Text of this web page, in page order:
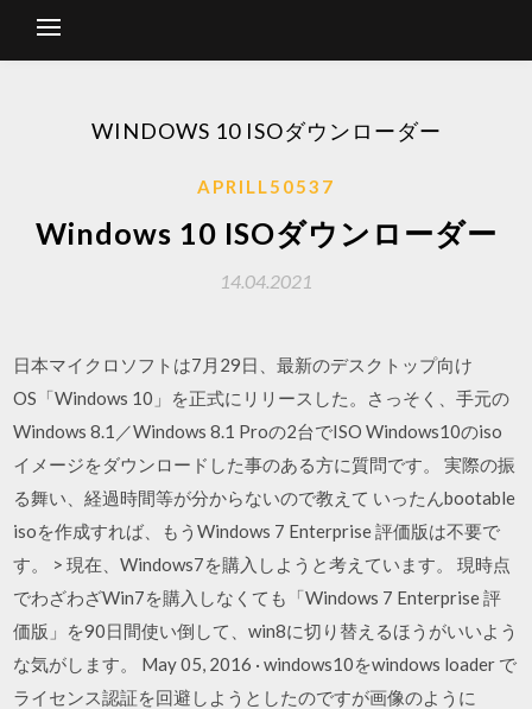
WINDOWS 10 ISOダウンローダー
APRILL50537
Windows 10 ISOダウンローダー
14.04.2021
日本マイクロソフトは7月29日、最新のデスクトップ向け
OS「Windows 10」を正式にリリースした。さっそく、手元の
Windows 8.1／Windows 8.1 Proの2台でISO Windows10のiso
イメージをダウンロードした事のある方に質問です。 実際の振
る舞い、経過時間等が分からないので教えて いったんbootable
isoを作成すれば、もうWindows 7 Enterprise 評価版は不要で
す。 > 現在、Windows7を購入しようと考えています。 現時点
でわざわざWin7を購入しなくても「Windows 7 Enterprise 評
価版」を90日間使い倒して、win8に切り替えるほうがいいよう
な気がします。 May 05, 2016 · windows10をwindows loader で
ライセンス認証を回避しようとしたのですが画像のように